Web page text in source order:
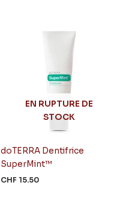
EN RUPTURE DE
STOCK
doTERRA Dentifrice
SuperMint™
CHF 15.50